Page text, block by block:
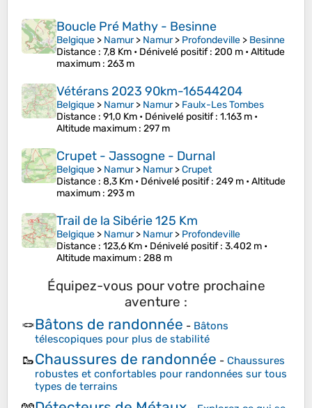
Boucle Pré Mathy - Besinne
Belgique > Namur> Namur> Profondeville > Besinne
Distance : 7,8 Km • Dénivelé positif: 200 m •Altitude
maximum : 263 m
Vétérans 2023 90km-16544204
Belgique > Namur> Namur> Faulx-Les Tombes
Distance : 91,0 Km • Dénivelé positif: 1.163 m •
Altitude maximum : 297 m
Crupet - Jassogne - Durnal
Belgique > Namur> Namur>Crupet
Distance : 8,3 Km • Dénivelé positif: 249 m •Altitude
maximum : 293 m
Trail de la Sibérie 125 Km
Belgique > Namur> Namur> Profondeville
Distance : 123,6 Km • Dénivelé positif: 3.402 m •
Altitude maximum : 288 m
Équipez-vous pour votre prochaine
aventure :
🪢Bâtons de randonnée - Bâtons
télescopiques pour plus de stabilité
🥾Chaussures de randonnée - Chaussures
robustes et confortables pour randonnées sur tous
types de terrains